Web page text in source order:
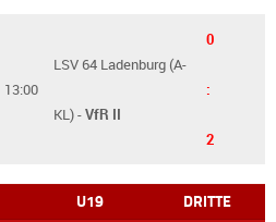
13:00
LSV 64 Ladenburg (A-
KL) -VfR II
0
:
2
U19 DRITTE